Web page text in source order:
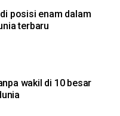
posisi enam dalam
terbaru
wakil di 10 besar